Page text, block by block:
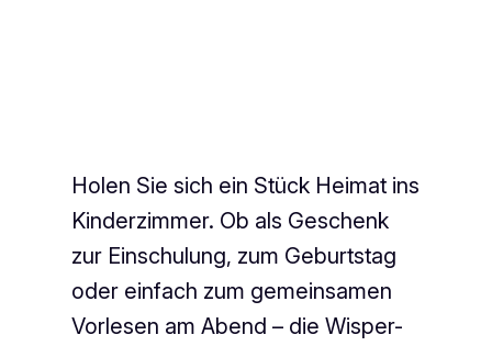
Holen Sie sich ein Stück Heimat ins
Kinderzimmer. Ob als Geschenk
zur Einschulung, zum Geburtstag
oder einfach zum gemeinsamen
Vorlesen am Abend – die Wisper-